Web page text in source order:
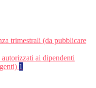
trimestrali (da pubblicare
ai dipendenti
1